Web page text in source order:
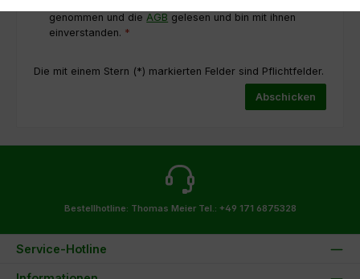
genommen und die AGB gelesen und bin mit ihnen
einverstanden. *
Die mit einem Stern (*) markierten Felder sind Pflichtfelder.
Abschicken
Bestellhotline: Thomas Meier Tel.: +49 171 6875328
Service-Hotline